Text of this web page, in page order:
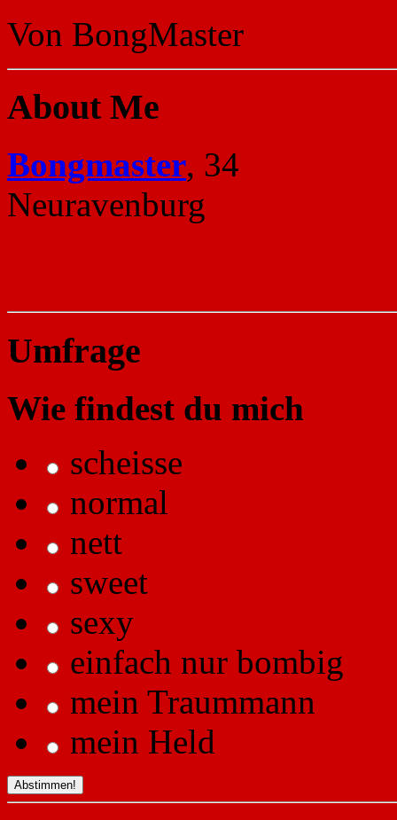
Von BongMaster
About Me
Bongmaster, 34
Neuravenburg
Umfrage
Wie findest du mich
scheisse
normal
nett
sweet
sexy
einfach nur bombig
mein Traummann
mein Held